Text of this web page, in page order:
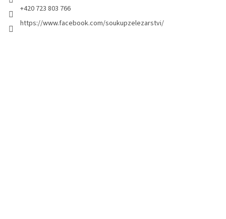
+420 723 803 766
https://www.facebook.com/soukupzelezarstvi/